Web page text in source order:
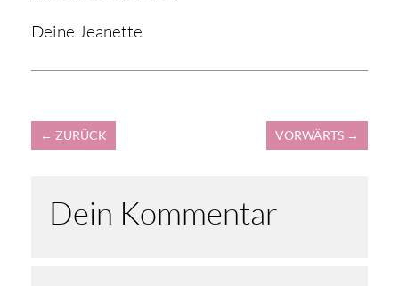
Deine Jeanette
← ZURÜCK VORWÄRTS →
Dein Kommentar